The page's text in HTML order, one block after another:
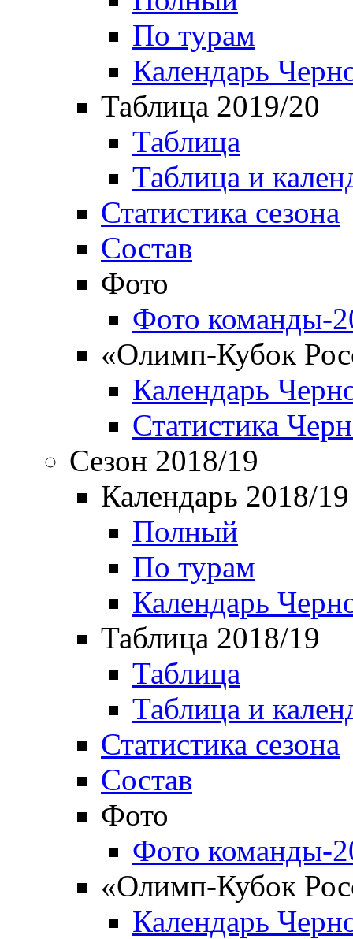
По турам
Календарь
Таблица 2019/20
Таблица
Таблица и
Статистика сезона
Состав
Фото
Фото команды-
«Олимп-Кубок
Календарь
Статистика
Сезон 2018/19
Календарь 2018/19
Полный
По турам
Календарь
Таблица 2018/19
Таблица
Таблица и
Статистика сезона
Состав
Фото
Фото команды-
«Олимп-Кубок
Календарь